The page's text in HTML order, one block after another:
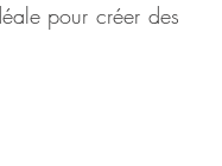
pour créer des